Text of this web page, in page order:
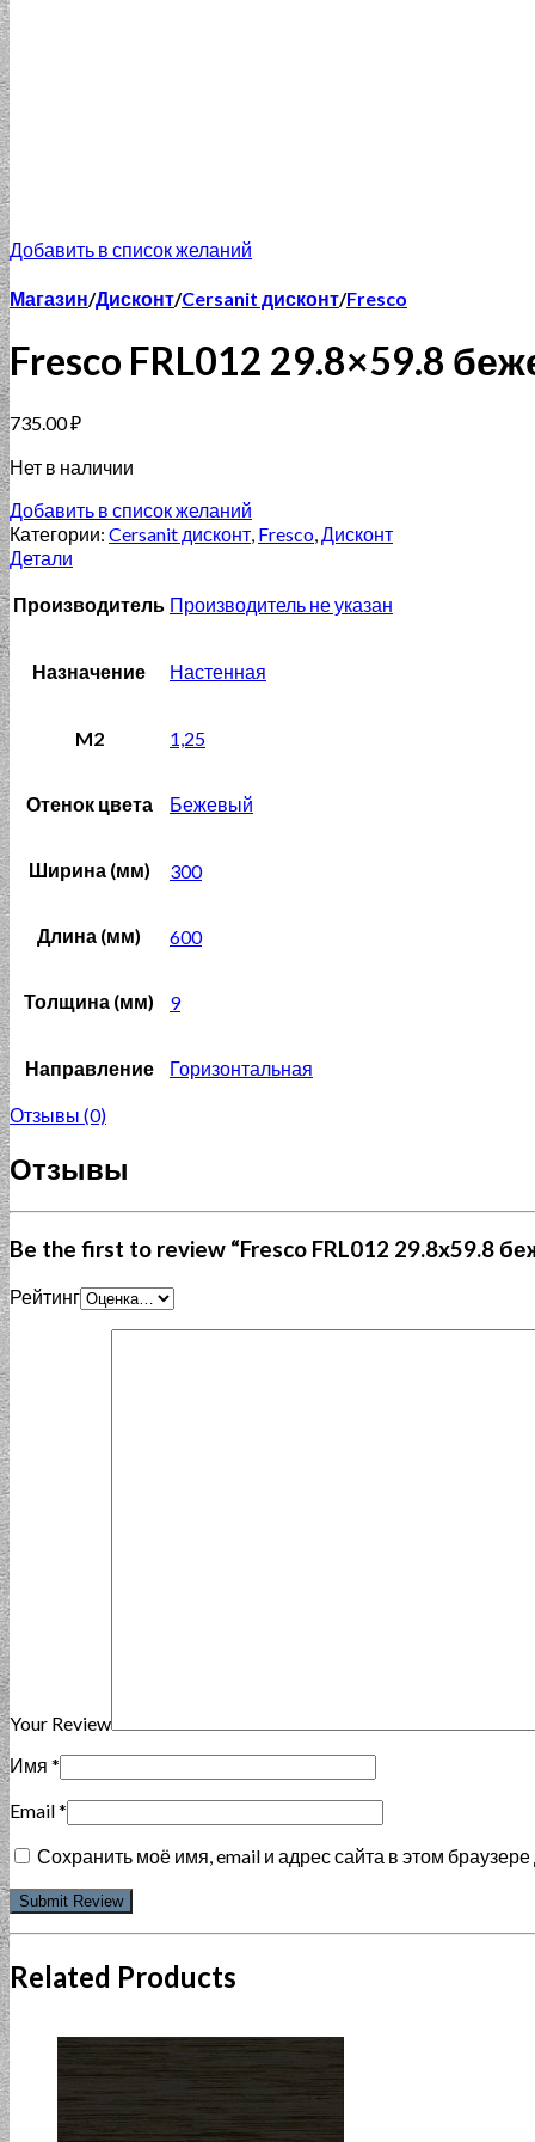
Добавить в список желаний
Магазин/Дисконт/Cersanit дисконт/Fresco
Fresco FRL012 29.8×59.8
735.00₽
Нет в наличии
Добавить в список желаний
Категории: Cersanit дисконт, Fresco,Дисконт
Детали
Производитель Производитель не указан
Назначение Настенная
M2 1,25
Отенок цвета Бежевый
Ширина (мм) 300
Длина (мм) 600
Толщина (мм) 9
Направление Горизонтальная
Отзывы (0)
Отзывы
Be the first to review “Fresco FRL012 29.8x59.8
Рейтинг
Your Review
Имя *
Email*
Сохранить моё имя, email и адрес сайта в этом
Related Products